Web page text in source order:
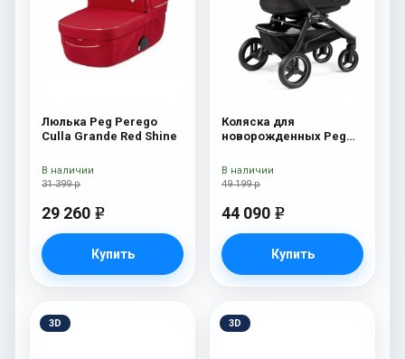
Люлька Peg Perego
Culla Grande Red Shine
31 399 р
29 260 e
Купить
В наличии
Коляска для
новорожденных Peg
Onyx
49 199 р
44 090 e
Купить
В наличии
3D 3D